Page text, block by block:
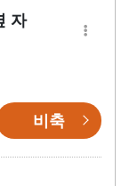
자
비축